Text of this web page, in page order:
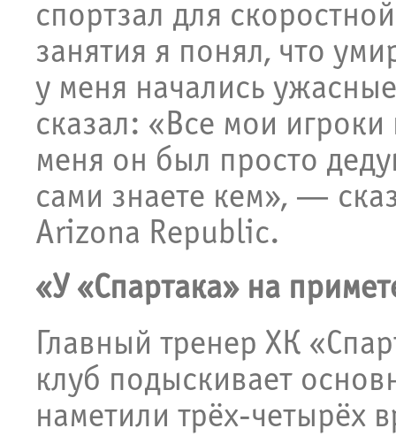
спортзал для
занятия я понял, что
у меня начались
сказал: «Все мои
меня он был просто
сами знаете кем», —
Arizona Republic.
«У «Спартака» на
Главный тренер ХК
клуб подыскивает
наметили трёх-четырёх